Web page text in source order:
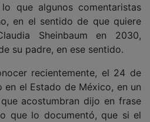
que algunos comentaristas
en el sentido de que quiere
Sheinbaum en 2030,
su padre, en ese sentido.
recientemente, el 24 de
el Estado de México, en un
acostumbran dijo en frase
que lo documentó, que si el